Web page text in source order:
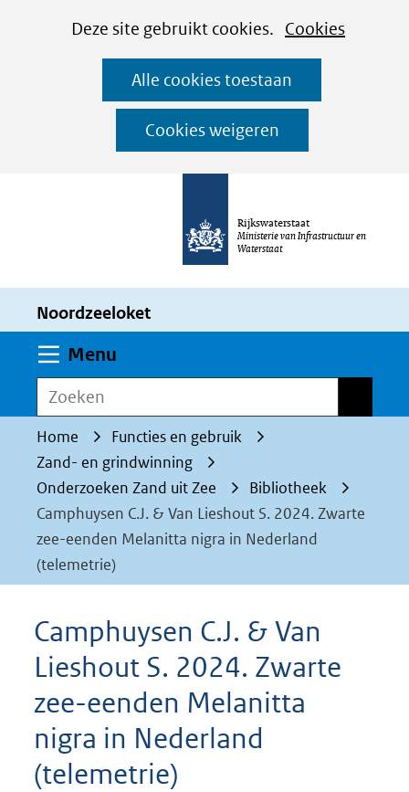
CookiesDeze site gebruikt cookies. Cookies
worden
toegestaan
geweigerd.
Alle cookies toestaan
Cookies weigeren
Ga
naar
de
inhoud
Rijkswaterstaat
Ministerie van Infrastructuur en
Waterstaat
Noordzeeloket
Menu
Zoeken
Home
Functies en gebruik
Zand- en grindwinning
Onderzoeken Zand uit Zee
Bibliotheek
Camphuysen C.J. & Van Lieshout S. 2024. Zwarte
zee-eenden Melanitta nigra in Nederland
(telemetrie)
Camphuysen C.J. & Van
Lieshout S. 2024. Zwarte
zee-eenden Melanitta
nigra in Nederland
(telemetrie)